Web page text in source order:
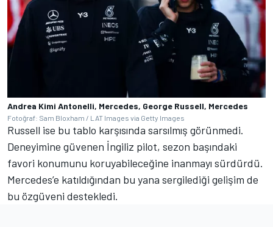
Andrea Kimi Antonelli, Mercedes, George Russell, Mercedes
Fotoğraf: Sam Bloxham / LAT Images via Getty Images
Russell ise bu tablo karşısında sarsılmış görünmedi.
Deneyimine güvenen İngiliz pilot, sezon başındaki
favori konumunu koruyabileceğine inanmayı sürdürdü.
Mercedes’e katıldığından bu yana sergilediği gelişim de
bu özgüveni destekledi.